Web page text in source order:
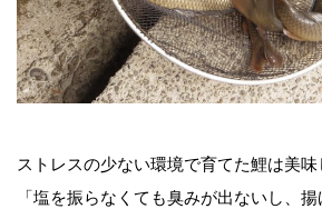
ストレスの少ない環境で育てた鯉は美味
「塩を振らなくても臭みが出ないし、